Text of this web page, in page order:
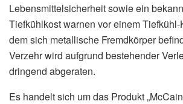
Lebensmittelsicherheit sowie ein
Tiefkühlkost warnen vor einem
dem sich metallische Fremdkörper
Verzehr wird aufgrund bestehender
dringend abgeraten.
Es handelt sich um das Produkt